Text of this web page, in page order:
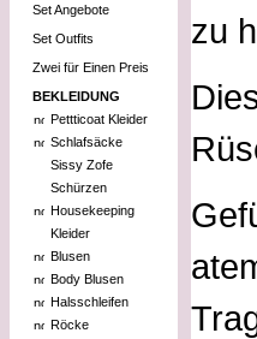
Set Angebote
Set Outfits
Zwei für Einen Preis
BEKLEIDUNG
Pettticoat Kleider
Schlafsäcke
Sissy Zofe
Schürzen
Housekeeping
Kleider
Blusen
Body Blusen
Halsschleifen
Röcke
zu